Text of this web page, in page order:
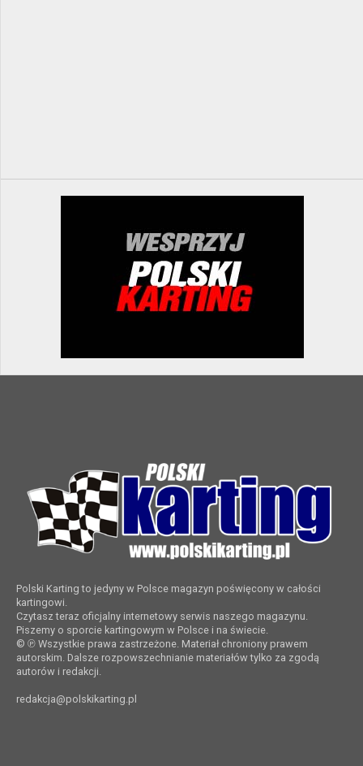
Polski Karting to jedyny w Polsce magazyn poświęcony w całości
kartingowi.
Czytasz teraz oficjalny internetowy serwis naszego magazynu.
Piszemy o sporcie kartingowym w Polsce i na świecie.
© ℗ Wszystkie prawa zastrzeżone. Materiał chroniony prawem
autorskim. Dalsze rozpowszechnianie materiałów tylko za zgodą
autorów i redakcji.
redakcja@polskikarting.pl